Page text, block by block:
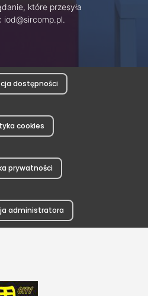
które przesyła
iod@sircomp.pl.
dostępności
cookies
prywatności
administratora